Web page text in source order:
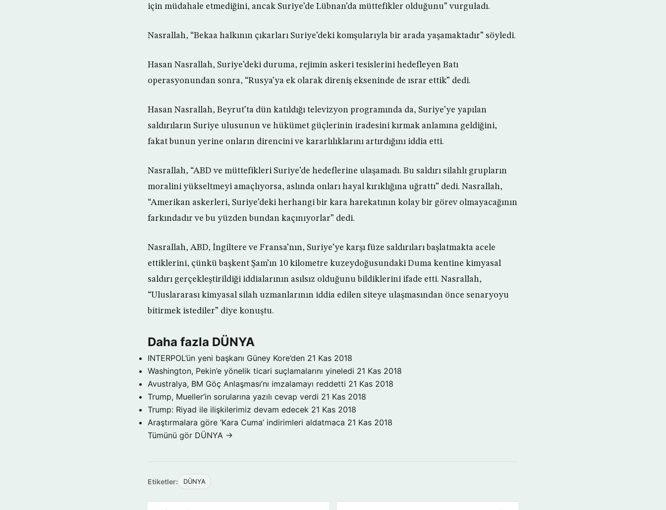
için müdahale etmediğini, ancak Suriye’de Lübnan’da müttefikler olduğunu” vurguladı.
Nasrallah, “Bekaa halkının çıkarları Suriye’deki komşularıyla bir arada yaşamaktadır” söyledi.
Hasan Nasrallah, Suriye’deki duruma, rejimin askeri tesislerini hedefleyen Batı
operasyonundan sonra, “Rusya’ya ek olarak direniş ekseninde de ısrar ettik” dedi.
Hasan Nasrallah, Beyrut’ta dün katıldığı televizyon programında da, Suriye’ye yapılan
saldırıların Suriye ulusunun ve hükümet güçlerinin iradesini kırmak anlamına geldiğini,
fakat bunun yerine onların direncini ve kararlılıklarını artırdığını iddia etti.
Nasrallah, “ABD ve müttefikleri Suriye’de hedeflerine ulaşamadı. Bu saldırı silahlı grupların
moralini yükseltmeyi amaçlıyorsa, aslında onları hayal kırıklığına uğrattı” dedi. Nasrallah,
“Amerikan askerleri, Suriye’deki herhangi bir kara harekatının kolay bir görev olmayacağının
farkındadır ve bu yüzden bundan kaçınıyorlar” dedi.
Nasrallah, ABD, İngiltere ve Fransa’nın, Suriye’ye karşı füze saldırıları başlatmakta acele
ettiklerini, çünkü başkent Şam’ın 10 kilometre kuzeydoğusundaki Duma kentine kimyasal
saldırı gerçekleştirildiği iddialarının asılsız olduğunu bildiklerini ifade etti. Nasrallah,
“Uluslararası kimyasal silah uzmanlarının iddia edilen siteye ulaşmasından önce senaryoyu
bitirmek istediler” diye konuştu.
Daha fazla DÜNYA
INTERPOL’ün yeni başkanı Güney Kore’den 21 Kas 2018
Washington, Pekin’e yönelik ticari suçlamalarını yineledi 21 Kas 2018
Avustralya, BM Göç Anlaşması’nı imzalamayı reddetti 21 Kas 2018
Trump, Mueller’in sorularına yazılı cevap verdi 21 Kas 2018
Trump: Riyad ile ilişkilerimiz devam edecek 21 Kas 2018
Araştırmalara göre ‘Kara Cuma’ indirimleri aldatmaca 21 Kas 2018
Tümünü gör DÜNYA →
Etiketler: DÜNYA